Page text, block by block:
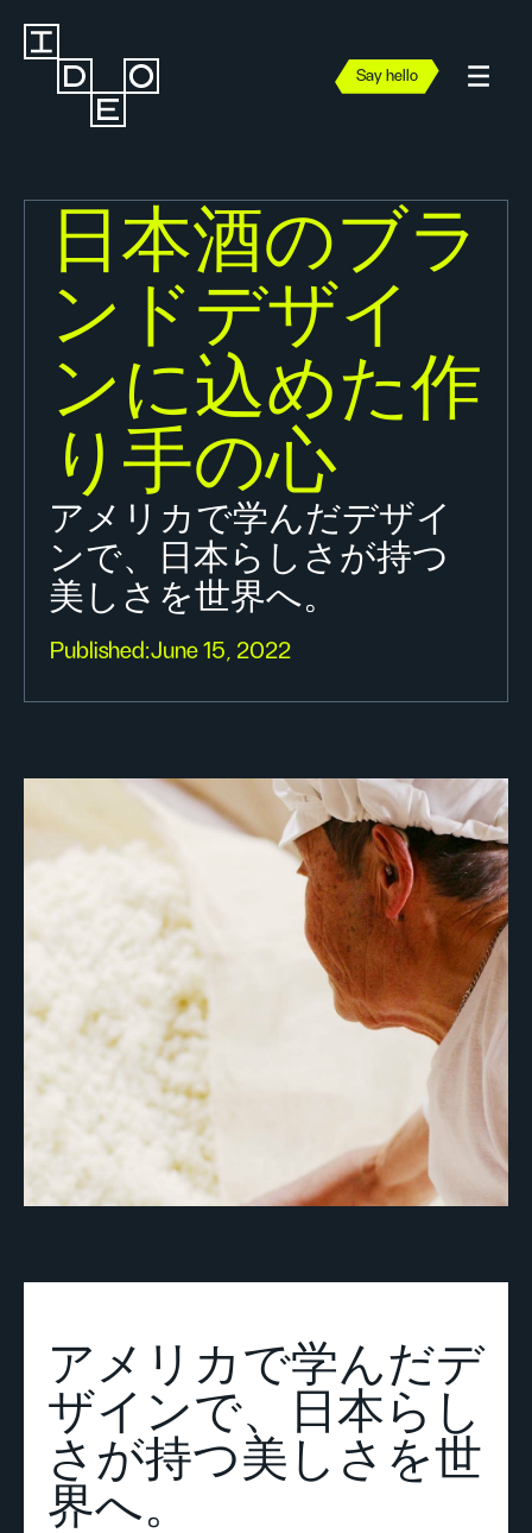
Say hello
日本酒のブラ
ンドデザイ
ンに込めた作
り手の心
アメリカで学んだデザイ
ンで、日本らしさが持つ
美しさを世界へ。
Published:June 15, 2022
アメリカで学んだデ
ザインで、日本らし
さが持つ美しさを世
界へ。